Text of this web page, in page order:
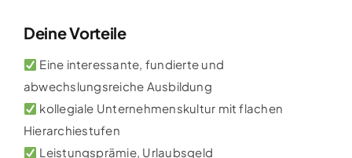
Deine Vorteile
Eine interessante, fundierte und
abwechslungsreiche Ausbildung
kollegiale Unternehmenskultur mit flachen
Hierarchiestufen
Leistungsprämie, Urlaubsgeld